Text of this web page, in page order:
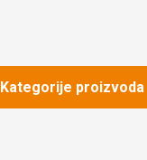
Kategorije proizvoda